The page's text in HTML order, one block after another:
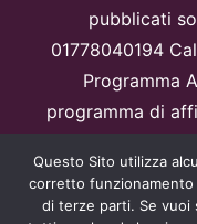
pubblicati
01778040194
Programma
programma di
pubblicizzando e
Questo Sito utilizza
corretto
di terze parti. Se vuoi